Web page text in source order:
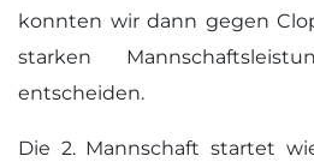
konnten wir dann gegen
starken
entscheiden.
Die 2. Mannschaft startet